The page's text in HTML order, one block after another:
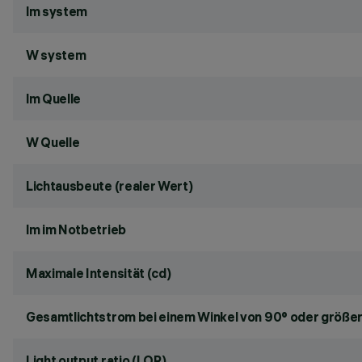
lm system
W system
lm Quelle
W Quelle
Lichtausbeute (realer Wert)
lm im Notbetrieb
Maximale Intensität (cd)
Gesamtlichtstrom bei einem Winkel von 90° oder